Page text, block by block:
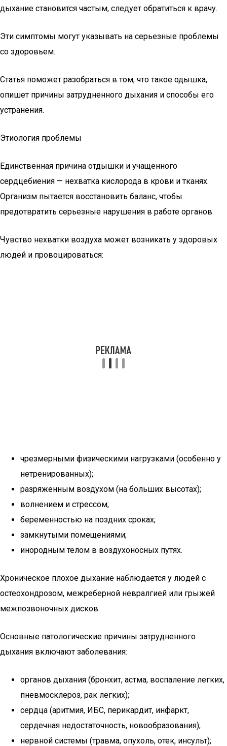
дыхание становится частым, следует обратиться к врачу.
Эти симптомы могут указывать на серьезные проблемы
со здоровьем.
Статья поможет разобраться в том, что такое одышка,
опишет причины затрудненного дыхания и способы его
устранения.
Этиология проблемы
Единственная причина отдышки и учащенного
сердцебиения — нехватка кислорода в крови и тканях.
Организм пытается восстановить баланс, чтобы
предотвратить серьезные нарушения в работе органов.
Чувство нехватки воздуха может возникать у здоровых
людей и провоцироваться:
чрезмерными физическими нагрузками (особенно у
нетренированных);
разряженным воздухом (на больших высотах);
волнением и стрессом;
беременностью на поздних сроках;
замкнутыми помещениями;
инородным телом в воздухоносных путях.
Хроническое плохое дыхание наблюдается у людей с
остеохондрозом, межреберной невралгией или грыжей
межпозвоночных дисков.
Основные патологические причины затрудненного
дыхания включают заболевания:
органов дыхания (бронхит, астма, воспаление легких,
пневмосклероз, рак легких);
сердца (аритмия, ИБС, перикардит, инфаркт,
сердечная недостаточность, новообразования);
нервной системы (травма, опухоль, отек, инсульт);